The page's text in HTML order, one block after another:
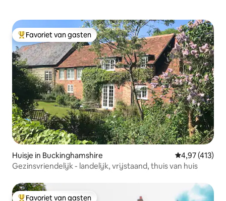
Topfavoriet van gasten
Favoriet van gasten
Huisje in Buckinghamshire Gemiddelde
4,97 (413)
Gezinsvriendelijk - landelijk, vrijstaand, thuis van huis
Favoriet van gasten